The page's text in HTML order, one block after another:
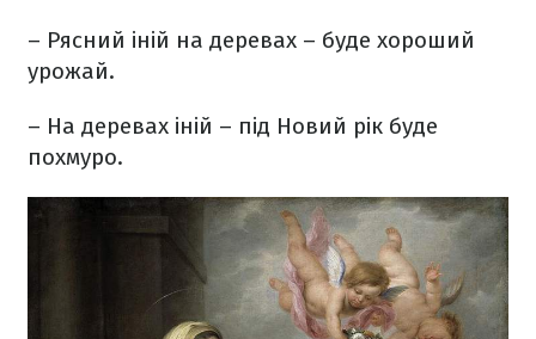
– Рясний іній на деревах – буде хороший
урожай.
– На деревах іній – під Новий рік буде
похмуро.